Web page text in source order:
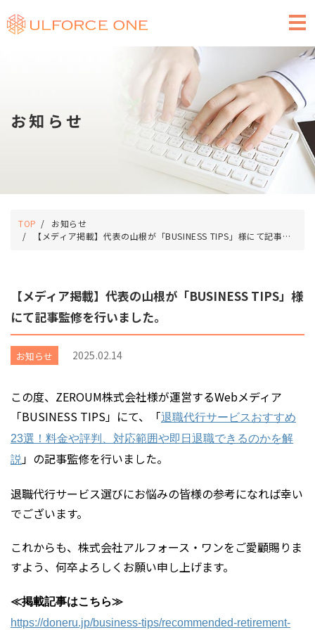
求人広告のご掲
お知らせ
TOP
お知らせ
【メディア掲載】代表の山根が「BUSINESS TIPS」様にて記事監修を行いました。
【メディア掲載】代表の山根が「BUSINESS TIPS」様
にて記事監修を行いました。
お知らせ 2025.02.14
この度、ZEROUM株式会社様が運営するWebメディア
「BUSINESS TIPS」にて、「退職代行サービスおすすめ
23選！料金や評判、対応範囲や即日退職できるのかを解
説 」の記事監修を行いました。
退職代行サービス選びにお悩みの皆様の参考になれば幸い
でございます。
これからも、株式会社アルフォース・ワンをご愛顧賜りま
すよう、何卒よろしくお願い申し上げます。
≪掲載記事はこちら≫
https://doneru.jp/business-tips/recommended-retirement-